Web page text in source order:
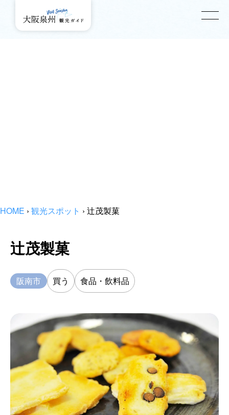
HOME › 観光スポット › 辻茂製菓
辻茂製菓
阪南市 買う 食品・飲料品